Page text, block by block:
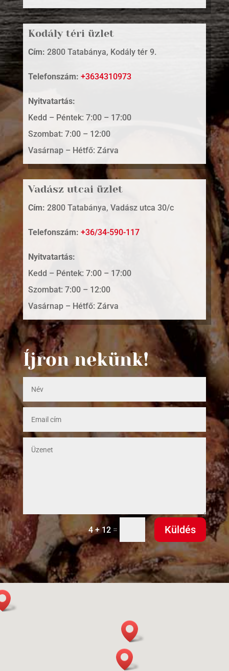
Kodály téri üzlet
Cím: 2800 Tatabánya, Kodály tér 9.
Telefonszám: +3634310973
Nyitvatartás:
Kedd – Péntek: 7:00 – 17:00
Szombat: 7:00 – 12:00
Vasárnap – Hétfő: Zárva
Vadász utcai üzlet
Cím: 2800 Tatabánya, Vadász utca 30/c
Telefonszám: +36/34-590-117
Nyitvatartás:
Kedd – Péntek: 7:00 – 17:00
Szombat: 7:00 – 12:00
Vasárnap – Hétfő: Zárva
Íjron nekünk!
4 + 12 = Küldés